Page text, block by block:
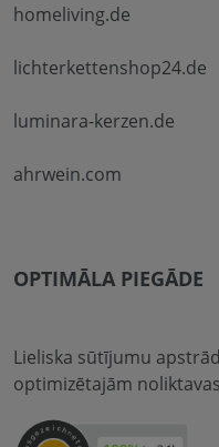
homeliving.de
lichterkettenshop24.de
luminara-kerzen.de
ahrwein.com
OPTIMĀLA PIEGĀDE
Lieliska sūtījumu
optimizētajām